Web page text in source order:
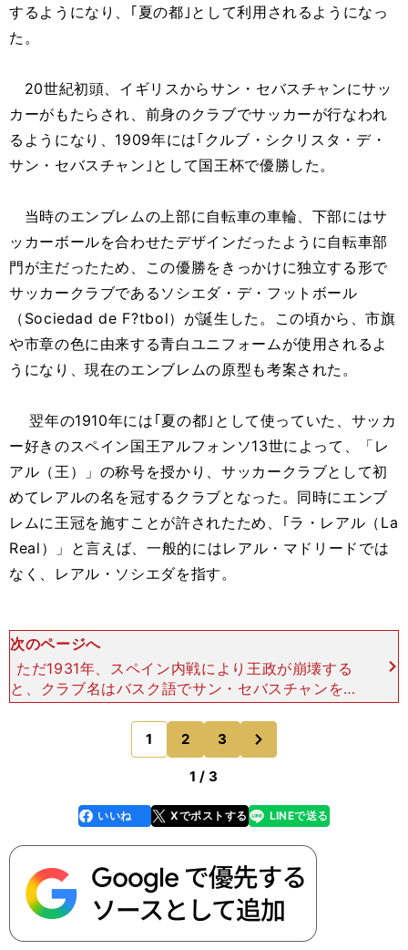
するようになり、｢夏の都｣として利用されるようになっ
た。
20世紀初頭、イギリスからサン・セバスチャンにサッ
カーがもたらされ、前身のクラブでサッカーが行なわれ
るようになり、1909年には｢クルブ・シクリスタ・デ・
サン・セバスチャン｣として国王杯で優勝した。
当時のエンブレムの上部に自転車の車輪、下部にはサ
ッカーボールを合わせたデザインだったように自転車部
門が主だったため、この優勝をきっかけに独立する形で
サッカークラブであるソシエダ・デ・フットボール
（Sociedad de F?tbol）が誕生した。この頃から、市旗
や市章の色に由来する青白ユニフォームが使用されるよ
うになり、現在のエンブレムの原型も考案された。
翌年の1910年には｢夏の都｣として使っていた、サッカ
ー好きのスペイン国王アルフォンソ13世によって、「レ
アル（王）」の称号を授かり、サッカークラブとして初
めてレアルの名を冠するクラブとなった。同時にエンブ
レムに王冠を施すことが許されたため、｢ラ・レアル（La
Real）」と言えば、一般的にはレアル・マドリードでは
なく、レアル・ソシエダを指す。
次のページへ
ただ1931年、スペイン内戦により王政が崩壊する
と、クラブ名はバスク語でサン・セバスチャンを意
味する「ドノスティア・クラブ・デ・フットボー
ル｣と改名し、エンブレムの旗にあった王冠も削除
された。1940
1 2 3
1 / 3
faceboo
k
いいね Xでポストする
line LINEで送る